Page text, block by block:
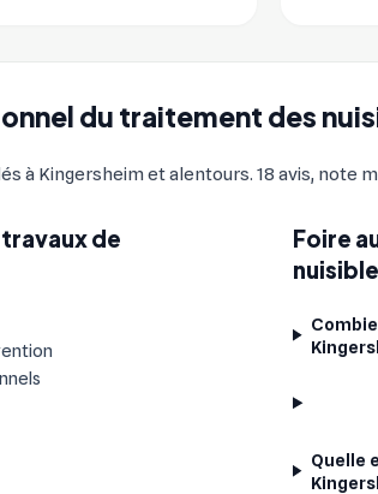
du traitement des
à Kingersheim et alentours. 18 avis, note
de
Foire
Quelle